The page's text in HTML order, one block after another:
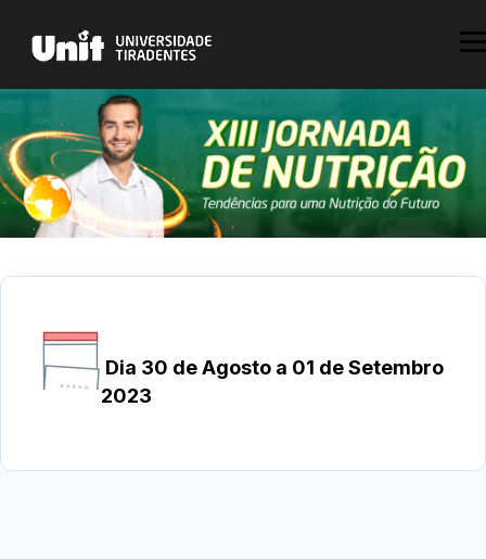
Dia 30 de Agosto a 01 de Setembro
2023